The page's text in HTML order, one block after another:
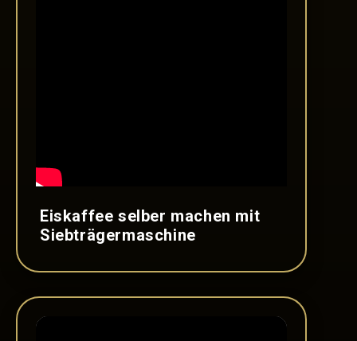
Eiskaffee selber machen mit
Siebträgermaschine